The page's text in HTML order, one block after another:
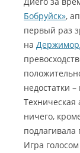
Бобруйск»,
первый раз
на
недостатки
Техническая
ничего,
Игра